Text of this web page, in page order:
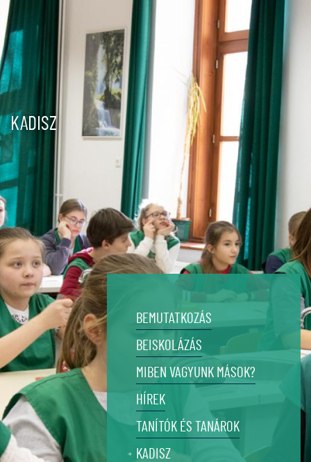
Ugrás
tartalomra
KADISZ
BEMUTATKOZÁS
BEISKOLÁZÁS
MIBEN VAGYUNK MÁSOK?
HÍREK
TANÍTÓK ÉS TANÁROK
KADISZ